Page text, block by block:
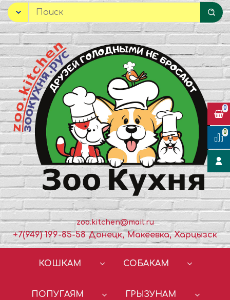
zoo.kitchen@mail.ru
+7(949) 199-85-58 Донецк, Макеевка, Харцызск
КОШКАМ СОБАКАМ
ПОПУГАЯМ ГРЫЗУНАМ
0
0